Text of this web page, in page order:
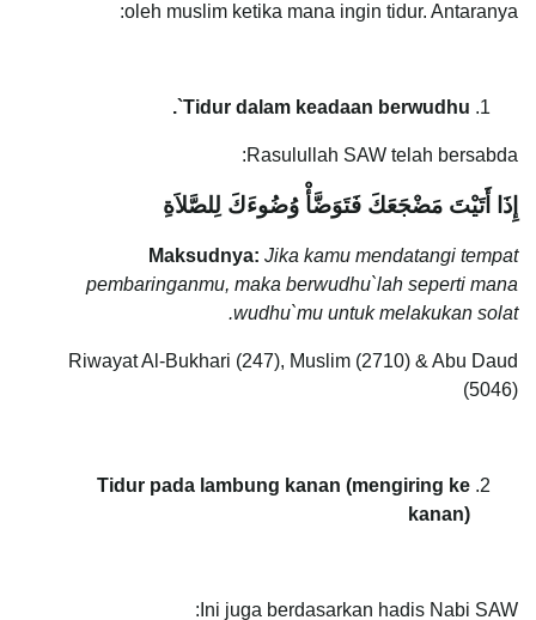
oleh muslim ketika mana ingin tidur. Antaranya:
Tidur dalam keadaan berwudhu`.
Rasulullah SAW telah bersabda:
إِذَا أَتَيْتَ مَضْجَعَكَ فَتَوَضَّأْ وُضُوءَكَ لِلصَّلاَةِ
Maksudnya: Jika kamu mendatangi tempat
pembaringanmu, maka berwudhu`lah seperti mana
wudhu`mu untuk melakukan solat.
Riwayat Al-Bukhari (247), Muslim (2710) & Abu Daud
(5046)
Tidur pada lambung kanan (mengiring ke
kanan)
Ini juga berdasarkan hadis Nabi SAW: